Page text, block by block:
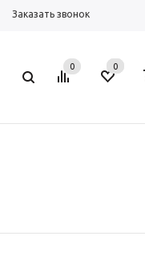
Заказать звонок
0 0